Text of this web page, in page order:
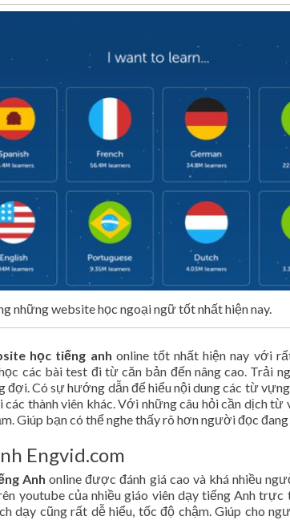
những website học ngoại ngữ tốt nhất hiện nay.
học tiếng anh online tốt nhất hiện nay với
các bài test đi từ căn bản đến nâng cao. Trải
đợi. Có sự hướng dẫn để hiểu nội dung các từ
các thành viên khác. Với những câu hỏi cần dịch
Giúp bạn có thể nghe thấy rõ hơn người đọc
Engvid.com
Anh online được đánh giá cao và khá nhiều
youtube của nhiều giáo viên dạy tiếng Anh trực
dạy cũng rất dễ hiểu, tốc độ chậm. Giúp cho